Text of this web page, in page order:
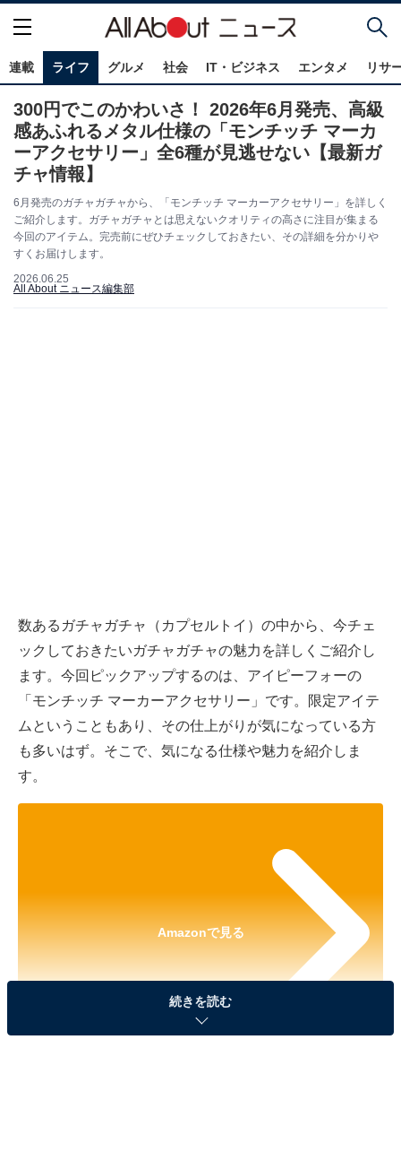
連載 ライフ グルメ 社会 IT・ビジネス エンタメ リサ
300円でこのかわいさ！ 2026年6月発売、高級
感あふれるメタル仕様の「モンチッチ マーカ
ーアクセサリー」全6種が見逃せない【最新ガ
チャ情報】
6月発売のガチャガチャから、「モンチッチ マーカーアクセサリー」を詳しく
ご紹介します。ガチャガチャとは思えないクオリティの高さに注目が集まる
今回のアイテム。完売前にぜひチェックしておきたい、その詳細を分かりや
すくお届けします。
2026.06.25
All About ニュース編集部
数あるガチャガチャ（カプセルトイ）の中から、今チェ
ックしておきたいガチャガチャの魅力を詳しくご紹介し
ます。今回ピックアップするのは、アイピーフォーの
「モンチッチ マーカーアクセサリー」です。限定アイテ
ムということもあり、その仕上がりが気になっている方
も多いはず。そこで、気になる仕様や魅力を紹介しま
す。
Amazonで見る
続きを読む